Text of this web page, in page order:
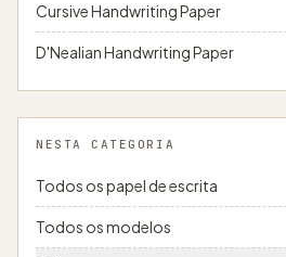
Cursive Handwriting Paper
D'Nealian Handwriting Paper
NESTA CATEGORIA
Todos os papel de escrita
Todos os modelos